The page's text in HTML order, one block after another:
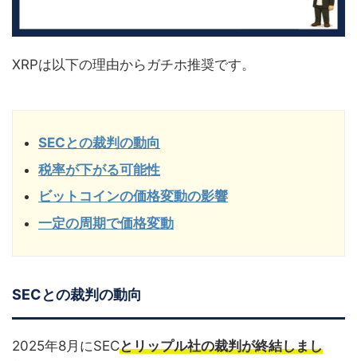
XRPは以下の理由からガチホ推奨です。
SECとの裁判の動向
税率が下がる可能性
ビットコインの価格変動の影響
一定の周期で価格変動
SECとの裁判の動向
2025年8月にSECとリップル社の裁判が終結しまし